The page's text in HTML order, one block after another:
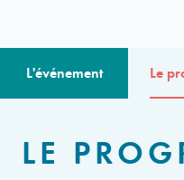
L'événement Le
LE